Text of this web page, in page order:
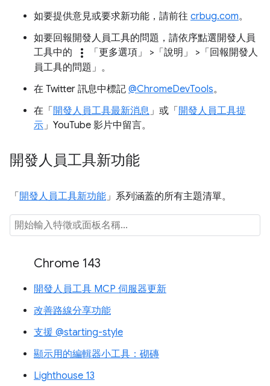
如要提供意見或要求新功能，請前往 crbug.com。
如要回報開發人員工具的問題，請依序點選開發人員
工具中的
more_vert 「更多選項」 >「說明」
>「回報開發人
員工具的問題」 。
在 Twitter 訊息中標記 @ChromeDevTools。
在「 開發人員工具最新消息」或「 開發人員工具提
示」YouTube 影片中留言。
開發人員工具新功能
「 開發人員工具新功能」系列涵蓋的所有主題清單。
Chrome 143
開發人員工具 MCP 伺服器更新
改善路線分享功能
支援 @starting-style
顯示用的編輯器小工具：砌磚
Lighthouse 13